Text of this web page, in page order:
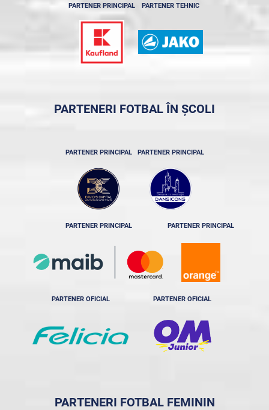
PARTENER PRINCIPAL PARTENER TEHNIC
PARTENERI FOTBAL ÎN ȘCOLI
PARTENER PRINCIPAL PARTENER PRINCIPAL
PARTENER PRINCIPAL PARTENER PRINCIPAL
PARTENER OFICIAL PARTENER OFICIAL
PARTENERI FOTBAL FEMININ